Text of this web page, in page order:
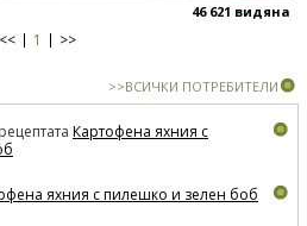
46 621 видяна
<< 1 >>
>>ВСИЧКИ ПОТРЕБИТЕЛИ
Картофена яхния с
яхния с пилешко и зелен боб